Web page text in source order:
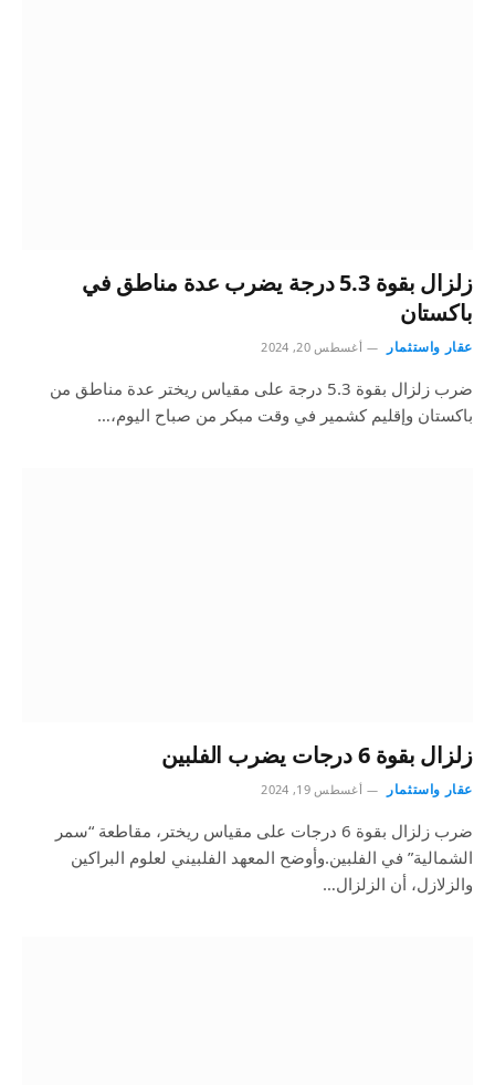
زلزال بقوة 5.3 درجة يضرب عدة مناطق في
باكستان
عقار واستثمار أغسطس 20, 2024
ضرب زلزال بقوة 5.3 درجة على مقياس ريختر عدة مناطق من
باكستان وإقليم كشمير في وقت مبكر من صباح اليوم،…
زلزال بقوة 6 درجات يضرب الفلبين
عقار واستثمار أغسطس 19, 2024
ضرب زلزال بقوة 6 درجات على مقياس ريختر، مقاطعة “سمر
الشمالية” في الفلبين.وأوضح المعهد الفلبيني لعلوم البراكين
والزلازل، أن الزلزال…